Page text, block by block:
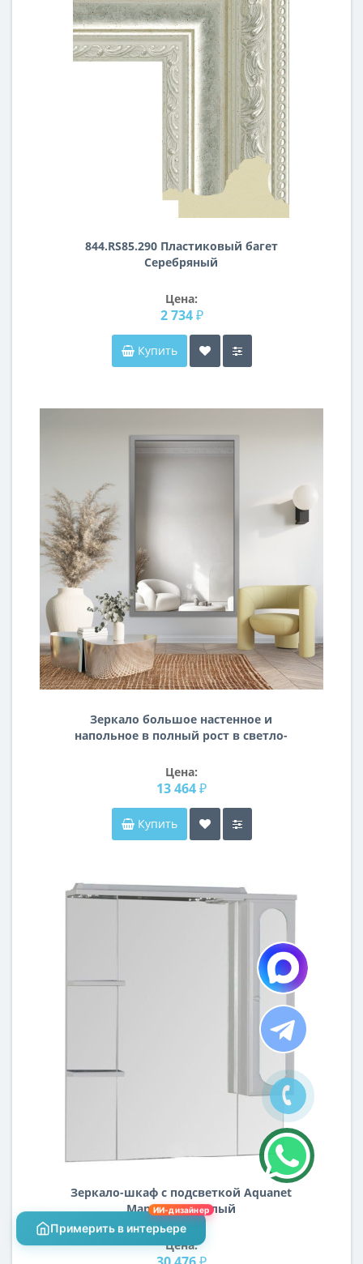
844.RS85.290 Пластиковый багет
Серебряный
Цена:
2 734 ₽
Купить
Зеркало большое настенное и
напольное в полный рост в светло-
Цена:
13 464 ₽
Купить
Зеркало-шкаф с подсветкой Aquanet
Марсель 90 белый
Цена:
Примерить в интерьере
ИИ-дизайнер